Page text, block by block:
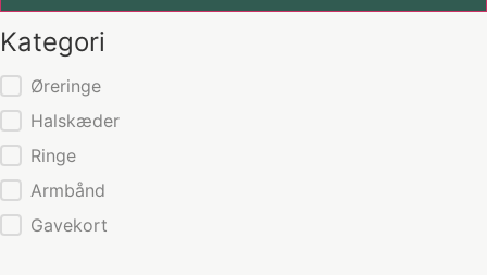
Kategori
Kategorier
Øreringe
Halskæder
Ringe
Armbånd
Gavekort